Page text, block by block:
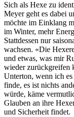
Sich als Hexe zu
Meyer geht es dabei
möchte im Einklang
im Winter, mehr
Stattdessen nur
wachsen. «Die
und etwas, was mir
wieder zurückgreifen
Unterton, wenn ich
finde, es ist nichts
würde, käme
Glauben an ihre
und Sicherheit findet.